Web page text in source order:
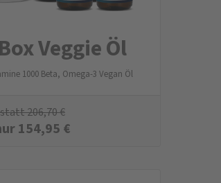
Veggie Öl
1000 Beta, Omega-3 Vegan Öl
statt206,70€
154,95 €